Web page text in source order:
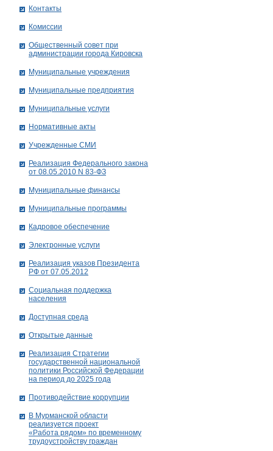
Контакты
Комиссии
Общественный совет при
администрации города Кировска
Муниципальные учреждения
Муниципальные предприятия
Муниципальные услуги
Нормативные акты
Учрежденные СМИ
Реализация Федерального закона
от 08.05.2010 N 83-ФЗ
Муниципальные финансы
Муниципальные программы
Кадровое обеспечение
Электронные услуги
Реализация указов Президента
РФ от 07.05.2012
Социальная поддержка
населения
Доступная среда
Открытые данные
Реализация Стратегии
государственной национальной
политики Российской Федерации
на период до 2025 года
Противодействие коррупции
В Мурманской области
реализуется проект
«Работа рядом» по временному
трудоустройству граждан